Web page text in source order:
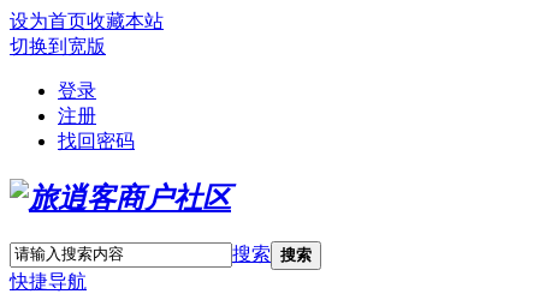
设为首页收藏本站
切换到宽版
登录
注册
找回密码
搜索 搜索
快捷导航